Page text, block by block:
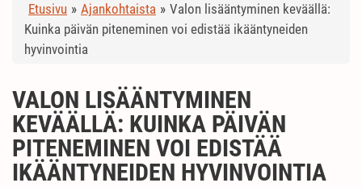
Etusivu » Ajankohtaista » Valon lisääntyminen keväällä:
Kuinka päivän piteneminen voi edistää ikääntyneiden
hyvinvointia
VALON LISÄÄNTYMINEN
KEVÄÄLLÄ: KUINKA PÄIVÄN
PITENEMINEN VOI EDISTÄÄ
IKÄÄNTYNEIDEN HYVINVOINTIA